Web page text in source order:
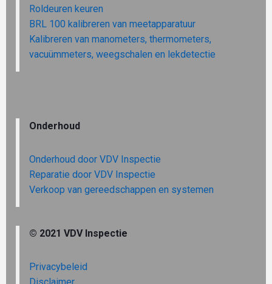
Roldeuren keuren
BRL 100 kalibreren van meetapparatuur
Kalibreren van manometers, thermometers,
vacuümmeters, weegschalen en lekdetectie
Onderhoud
Onderhoud door VDV Inspectie
Reparatie door VDV Inspectie
Verkoop van gereedschappen en systemen
© 2021 VDV Inspectie
Privacybeleid